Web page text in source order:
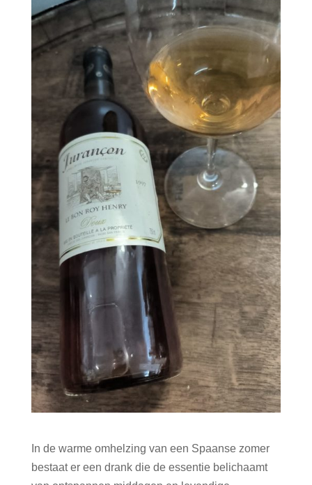
In de warme omhelzing van een Spaanse zomer
bestaat er een drank die de essentie belichaamt